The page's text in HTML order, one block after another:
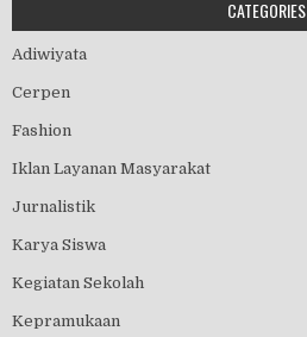
CATEGORIES
Adiwiyata
Cerpen
Fashion
Iklan Layanan Masyarakat
Jurnalistik
Karya Siswa
Kegiatan Sekolah
Kepramukaan